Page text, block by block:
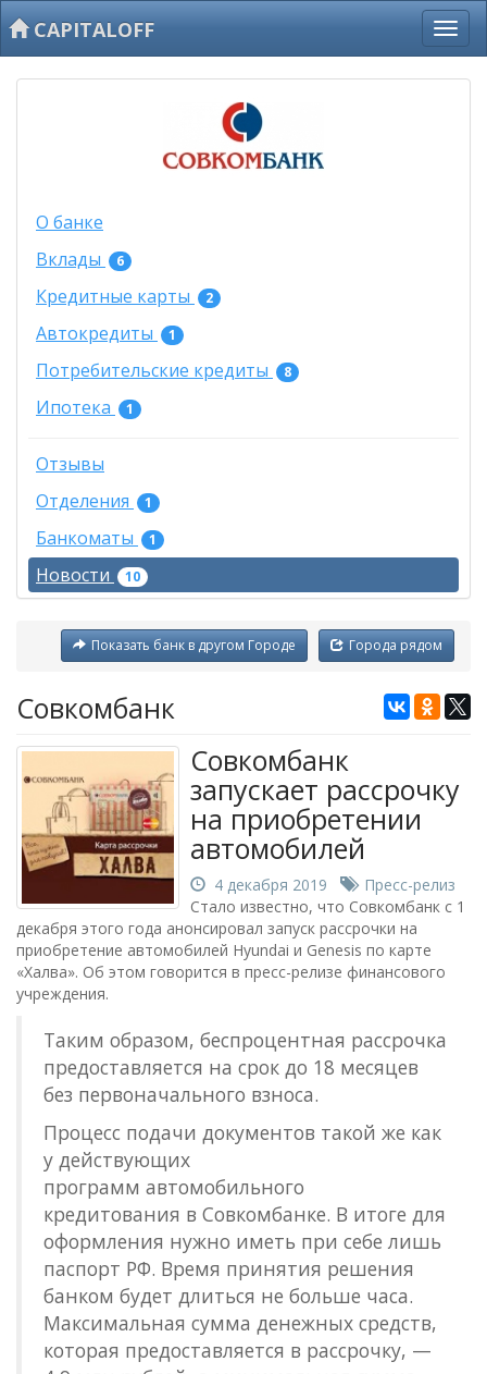
CAPITALOFF
О банке
Вклады
6
Кредитные карты 2
Автокредиты 1
Потребительские кредиты 8
Ипотека 1
Отзывы
Отделения
1
Банкоматы 1
Новости 10
Города рядом
Показать банк в другом Городе
Совкомбанк
Совкомбанк
запускает рассрочку
на приобретении
автомобилей
4 декабря 2019
Пресс-релиз
Стало известно, что Совкомбанк с 1
декабря этого года анонсировал запуск рассрочки на
приобретение автомобилей Hyundai и Genesis по карте
«Халва». Об этом говорится в пресс-релизе финансового
учреждения.
Таким образом, беспроцентная рассрочка
предоставляется на срок до 18 месяцев
без первоначального взноса.
Процесс подачи документов такой же как
у действующих
программ автомобильного
кредитования в Совкомбанке. В итоге для
оформления нужно иметь при себе лишь
паспорт РФ. Время принятия решения
банком будет длиться не больше часа.
Максимальная сумма денежных средств,
которая предоставляется в рассрочку, —